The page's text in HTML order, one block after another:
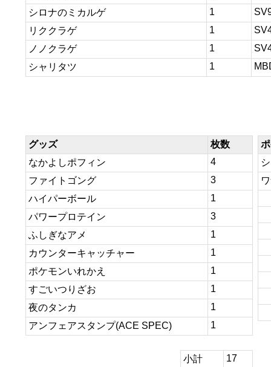
シロナのミカルゲ
1
リククラゲ
1
ノノクラゲ
1
シャリタツ
1
グッズ
枚数
なかよしポフィン
4
ファイトゴング
3
ハイパーボール
1
パワープロテイン
3
ふしぎなアメ
1
カウンターキャッチャー
1
ポケモンいれかえ
1
すごいつりざお
1
夜のタンカ
1
アンフェアスタンプ(ACE SPEC)
1
小計 17